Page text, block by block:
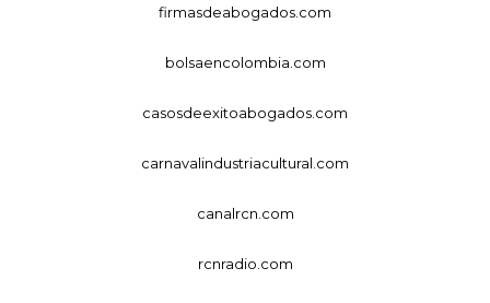
firmasdeabogados.com
bolsaencolombia.com
casosdeexitoabogados.com
carnavalindustriacultural.com
canalrcn.com
rcnradio.com